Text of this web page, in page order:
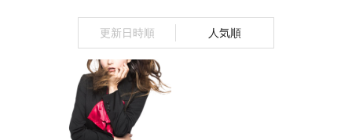
更新日時順 人気順